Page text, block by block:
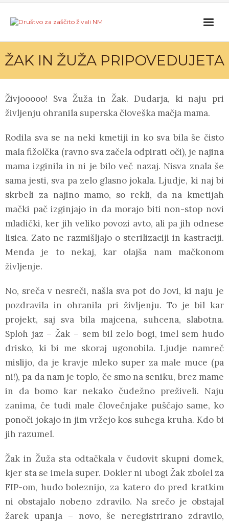
Skip
content
ŽAK IN ŽUŽA PRIPOVEDUJETA
Živjooooo! Sva Žuža in Žak. Dudarja, ki naju pri
življenju ohranila superska človeška mačja mama.
Rodila sva se na neki kmetiji in ko sva bila še čisto
mala fižolčka (ravno sva začela odpirati oči), je najina
mama izginila in ni je bilo več nazaj. Nisva znala še
sama jesti, sva pa zelo glasno jokala. Ljudje, ki naj bi
skrbeli za najino mamo, so rekli, da na kmetijah
mački pač izginjajo in da morajo biti non-stop novi
mladički, ker jih veliko povozi avto, ali pa jih odnese
lisica. Zato ne razmišljajo o sterilizaciji in kastraciji.
Menda je to nekaj, kar olajša nam mačkonom
življenje.
No, sreča v nesreči, našla sva pot do Jovi, ki naju je
pozdravila in ohranila pri življenju. To je bil kar
projekt, saj sva bila majcena, suhcena, slabotna.
Sploh jaz – Žak – sem bil zelo bogi, imel sem hudo
drisko, ki bi me skoraj ugonobila. Ljudje namreč
mislijo, da je kravje mleko super za male muce (pa
ni!), pa da nam je toplo, če smo na seniku, brez mame
in da bomo kar nekako čudežno preživeli. Naju
zanima, če tudi male človečnjake puščajo same, ko
ponoči jokajo in jim vržejo kos suhega kruha. Kdo bi
jih razumel.
Žak in Žuža sta odtačkala v čudovit skupni domek,
kjer sta se imela super. Dokler ni ubogi Žak zbolel za
FIP-om, hudo boleznijo, za katero do pred kratkim
ni obstajalo nobeno zdravilo. Na srečo je obstajal
žarek upanja – novo, še neregistrirano zdravilo,